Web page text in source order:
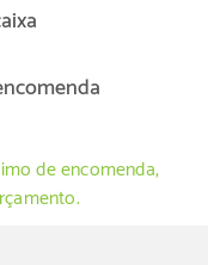
de encomenda,